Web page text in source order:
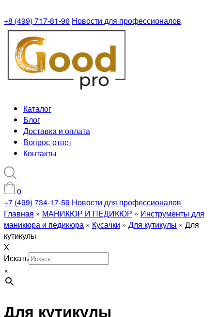
+8 (499) 717-81-96 Новости для профессионалов
Каталог
Блог
Доставка и оплата
Вопрос-ответ
Контакты
0
+7 (499) 734-17-59 Новости для профессионалов
Главная » МАНИКЮР И ПЕДИКЮР » Инструменты для
маникюра и педикюра » Кусачки » Для кутикулы » Для
кутикулы
X
Искать
×
Для кутикулы